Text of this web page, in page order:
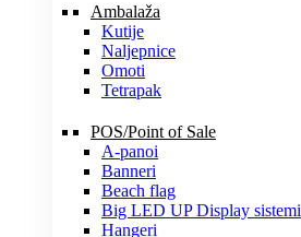
Ambalaža
Kutije
Naljepnice
Omoti
Tetrapak
POS/Point of Sale
A-panoi
Banneri
Beach flag
Big LED UP Display sistemi
Hangeri